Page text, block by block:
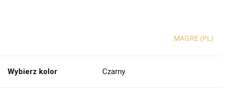
MAGRE (PL)
Wybierz kolor Czarny